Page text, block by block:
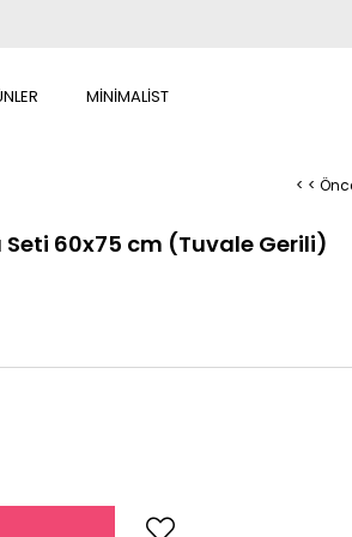
MİNİMALİST
< <
Seti 60x75 cm (Tuvale Gerili)